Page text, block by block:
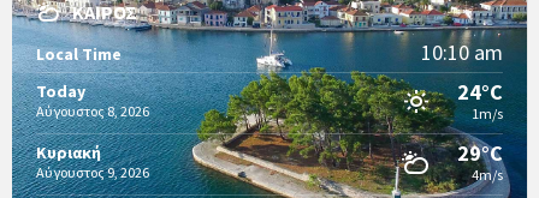
ΚΑΙΡΌΣ
Local Time 10:10 am
Today
Αύγουστος 8, 2026
24°C
1m/s
Κυριακή
Αύγουστος 9, 2026
29°C
4m/s